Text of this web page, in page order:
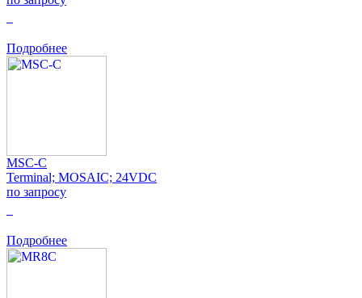
Подробнее
MSC-C
Terminal; MOSAIC; 24VDC
по запросу
Подробнее